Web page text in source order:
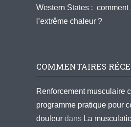
Western States : comment
l’extrême chaleur ?
COMMENTAIRES
Renforcement musculaire
programme pratique pour
douleur dans La